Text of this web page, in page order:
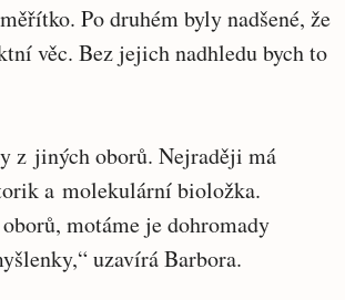
Po druhém byly nadšené, že
věc. Bez jejich nadhledu bych to
z jiných oborů. Nejraději má
a molekulární bioložka.
motáme je dohromady
uzavírá Barbora.